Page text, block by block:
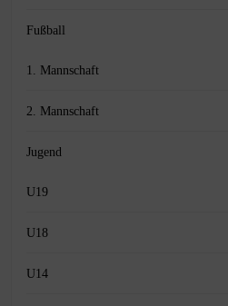
Fußball
1. Mannschaft
2. Mannschaft
Jugend
U19
U18
U14